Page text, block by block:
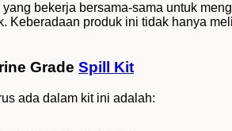
bekerja bersama-sama untuk
Keberadaan produk ini tidak hanya
Grade Spill Kit
ada dalam kit ini adalah: